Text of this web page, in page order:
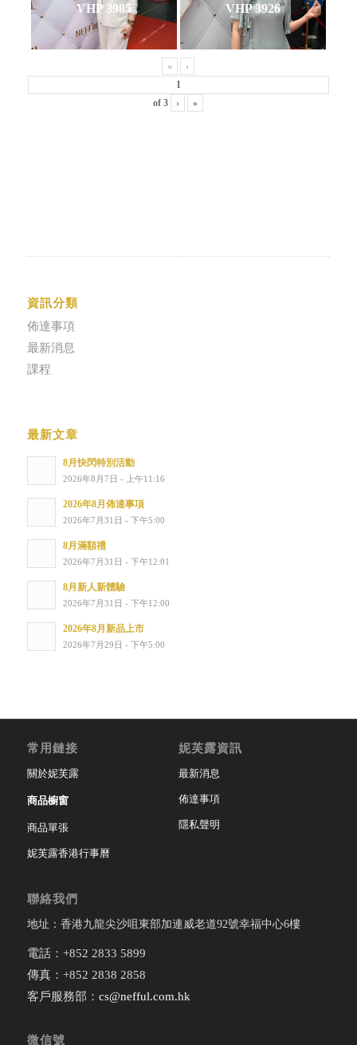
VHP 3985 VHP 3926
« ‹
of3 › »
資訊分類
佈達事項
最新消息
課程
最新文章
8月快閃特別活動
2026年8月7日 - 上午11:16
2026年8月佈達事項
2026年7月31日 - 下午5:00
8月滿額禮
2026年7月31日 - 下午12:01
8月新人新體驗
2026年7月31日 - 下午12:00
2026年8月新品上市
2026年7月29日 - 下午5:00
常用鏈接
關於妮芙露
商品櫥窗
商品單張
妮芙露香港行事曆
妮芙露資訊
最新消息
佈達事項
隱私聲明
聯絡我們
地址：香港九龍尖沙咀東部加連威老道92號幸福中心6樓
電話：+852 2833 5899
傳真：+852 2838 2858
客戶服務部： cs@nefful.com.hk
微信號